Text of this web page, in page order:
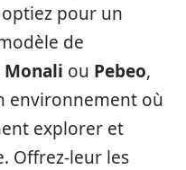
pour un
de
Monali ou Pebeo,
environnement où
explorer et
Offrez-leur les